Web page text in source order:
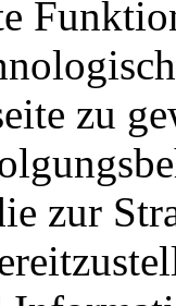
zu
zur